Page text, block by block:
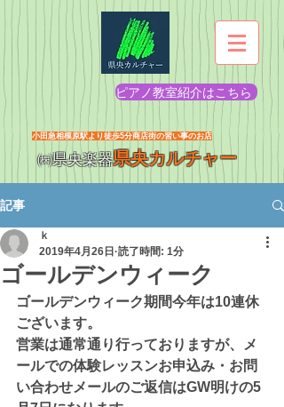
ピアノ教室紹介はこちら
​小田急相模原駅より徒歩5分商店街の習い事のお店
㈱県央楽器県央カルチャー
記事
ゴールデンウィーク
ｋ
2019年4月26日 読了時間: 1分
ゴールデンウィーク期間今年は10連休
ございます。
営業は通常通り行っておりますが、メ
ールでの体験レッスンお申込み・お問
い合わせメールのご返信はGW明けの5